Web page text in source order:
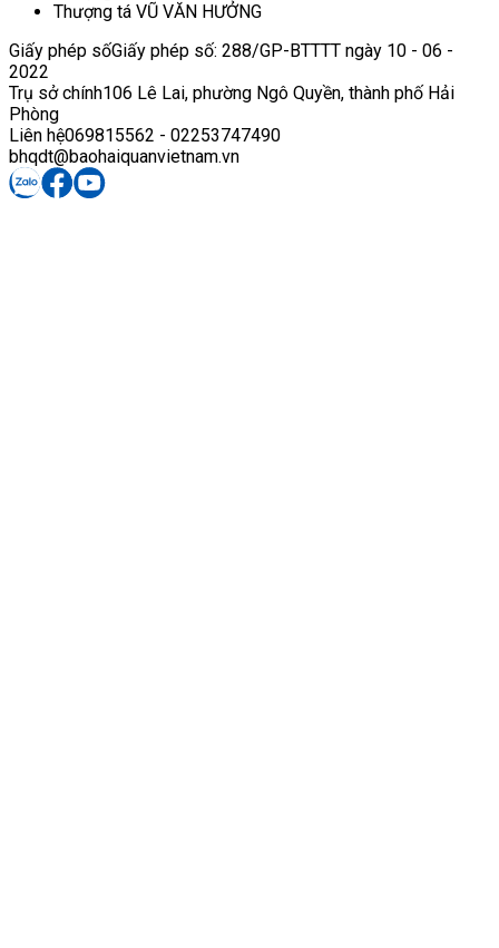
Thượng tá VŨ VĂN HƯỞNG
Giấy phép sốGiấy phép số: 288/GP-BTTTT ngày 10 - 06 -
2022
Trụ sở chính106 Lê Lai, phường Ngô Quyền, thành phố Hải
Phòng
Liên hệ069815562 - 02253747490
bhqdt@baohaiquanvietnam.vn